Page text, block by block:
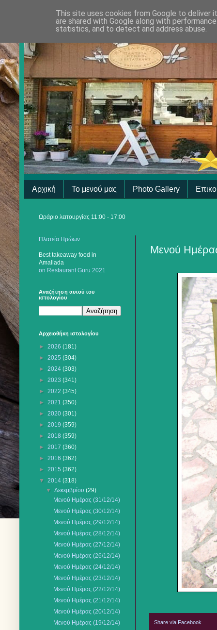
Αρχική Το μενού μας Photo Gallery
Ωράριο λειτουργίας 11:00 - 17:00
Μενού
Share via Facebook
Πλατεία Ηρώων
Best takeaway food in
Amaliada
on Restaurant Guru 2021
Αναζήτηση αυτού του
ιστολογίου
Αρχειοθήκη ιστολογίου
► 2026 (181)
► 2025 (304)
► 2024 (303)
► 2023 (341)
► 2022 (345)
► 2021 (350)
► 2020 (301)
► 2019 (359)
► 2018 (359)
► 2017 (360)
► 2016 (362)
► 2015 (362)
▼ 2014 (318)
▼Δεκεμβρίου(29)
Μενού Ημέρας (31/12/14)
Μενού Ημέρας (30/12/14)
Μενού Ημέρας (29/12/14)
Μενού Ημέρας (28/12/14)
Μενού Ημέρας (27/12/14)
Μενού Ημέρας (26/12/14)
Μενού Ημέρας (24/12/14)
Μενού Ημέρας (23/12/14)
Μενού Ημέρας (22/12/14)
Μενού Ημέρας (21/12/14)
Μενού Ημέρας (20/12/14)
Μενού Ημέρας (19/12/14)
This site uses cookies from Google to deliver
are shared with Google along with
statistics, and to detect and address abuse.